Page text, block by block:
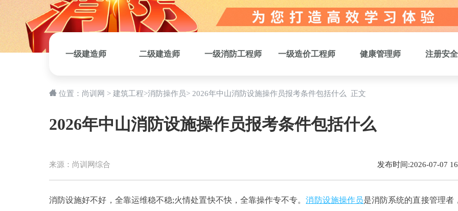
一级建造师 二级建造师 一级消防工程师 一级造价工程师 健康管理师 注册安
位置： 尚训网 > 建筑工程>消防操作员> 2026年中山消防设施操作员报考条件包括什么 正文
2026年中山消防设施操作员报考条件包括什么
发布时间:2026-07-07
来源： 尚训网综合
消防设施好不好，全靠运维稳不稳;火情处置快不快，全靠操作专不专。消防设施操作员是消防系统的直接管理者